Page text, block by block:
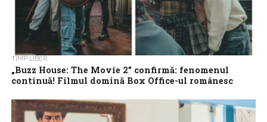
TIMP LIBER
„Buzz House: The Movie 2” confirmă: fenomenul
continuă! Filmul domină Box Office-ul românesc
„Buzz House: The Movie 2” – cel mai așteptat sequel românesc al
anului – confirmă statutul de fenomen național încă din primele...